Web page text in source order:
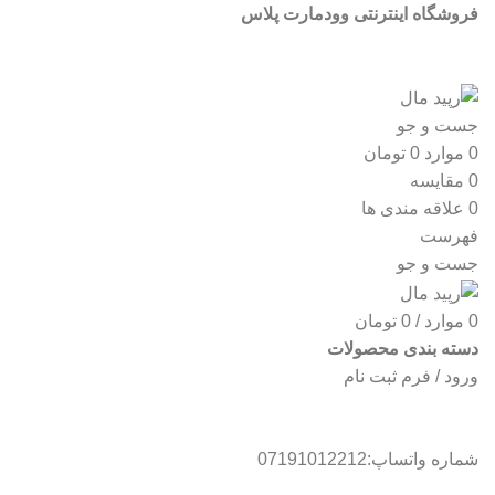
فروشگاه اینترنتی وودمارت پلاس
جست و جو
0 موارد 0 تومان
0 مقایسه
0 علاقه مندی ها
فهرست
جست و جو
0 موارد /
0 تومان
دسته بندی محصولات
ورود / فرم ثبت نام
شماره واتساپ:07191012212